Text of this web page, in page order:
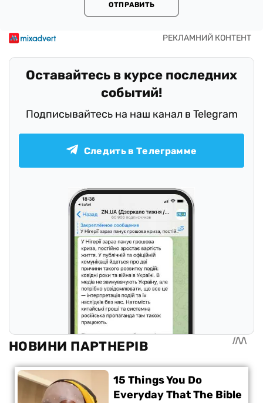
ОТПРАВИТЬ
Оставайтесь в курсе последних
событий!
Подписывайтесь на наш канал в Telegram
Следить в Телеграмме